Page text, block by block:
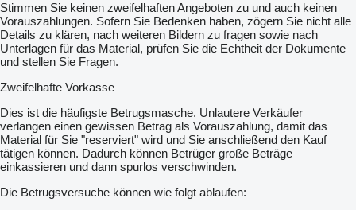
Stimmen Sie keinen zweifelhaften Angeboten zu und auch keinen
Vorauszahlungen. Sofern Sie Bedenken haben, zögern Sie nicht alle
Details zu klären, nach weiteren Bildern zu fragen sowie nach
Unterlagen für das Material, prüfen Sie die Echtheit der Dokumente
und stellen Sie Fragen.
Zweifelhafte Vorkasse
Dies ist die häufigste Betrugsmasche. Unlautere Verkäufer
verlangen einen gewissen Betrag als Vorauszahlung, damit das
Material für Sie "reserviert" wird und Sie anschließend den Kauf
tätigen können. Dadurch können Betrüger große Beträge
einkassieren und dann spurlos verschwinden.
Die Betrugsversuche können wie folgt ablaufen: